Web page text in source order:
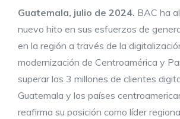
Guatemala, julio de 2024. BAC ha
nuevo hito en sus esfuerzos de
en la región a través de la
modernización de Centroamérica y
superar los 3 millones de clientes
Guatemala y los países
reafirma su posición como líder